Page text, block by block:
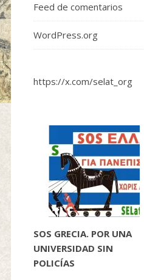
Feed de comentarios
WordPress.org
https://x.com/selat_org
SOS GRECIA. POR UNA
UNIVERSIDAD SIN
POLICÍAS